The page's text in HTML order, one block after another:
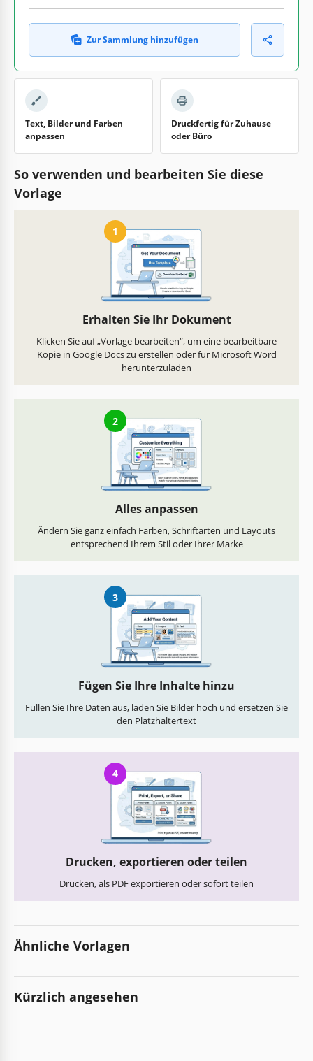
Zur Sammlung hinzufügen
Text, Bilder und Farben
anpassen
Druckfertig für Zuhause
oder Büro
So verwenden und bearbeiten Sie diese
Vorlage
1
Erhalten Sie Ihr Dokument
Klicken Sie auf „Vorlage bearbeiten“, um eine bearbeitbare
Kopie in Google Docs zu erstellen oder für Microsoft Word
herunterzuladen
2
Alles anpassen
Ändern Sie ganz einfach Farben, Schriftarten und Layouts
entsprechend Ihrem Stil oder Ihrer Marke
3
Fügen Sie Ihre Inhalte hinzu
Füllen Sie Ihre Daten aus, laden Sie Bilder hoch und ersetzen Sie
den Platzhaltertext
4
Drucken, exportieren oder teilen
Drucken, als PDF exportieren oder sofort teilen
Ähnliche Vorlagen
Kürzlich angesehen